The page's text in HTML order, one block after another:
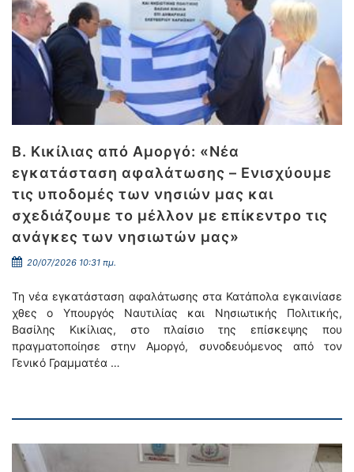
Β. Κικίλιας από Αμοργό: «Νέα
εγκατάσταση αφαλάτωσης – Ενισχύουμε
τις υποδομές των νησιών μας και
σχεδιάζουμε το μέλλον με επίκεντρο τις
ανάγκες των νησιωτών μας»
20/07/2026 10:31 πμ.
Τη νέα εγκατάσταση αφαλάτωσης στα Κατάπολα εγκαινίασε
χθες ο Υπουργός Ναυτιλίας και Νησιωτικής Πολιτικής,
Βασίλης Κικίλιας, στο πλαίσιο της επίσκεψης που
πραγματοποίησε στην Αμοργό, συνοδευόμενος από τον
Γενικό Γραμματέα …